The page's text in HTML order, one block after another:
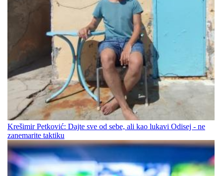
Krešimir Petković: Dajte sve od sebe, ali kao lukavi Odisej - ne
zanemarite taktiku